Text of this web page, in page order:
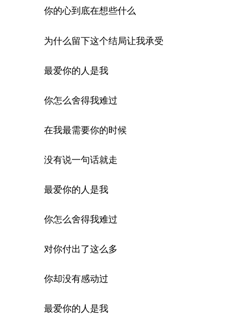
你的心到底在想些什么
为什么留下这个结局让我承受
最爱你的人是我
你怎么舍得我难过
在我最需要你的时候
没有说一句话就走
最爱你的人是我
你怎么舍得我难过
对你付出了这么多
你却没有感动过
最爱你的人是我